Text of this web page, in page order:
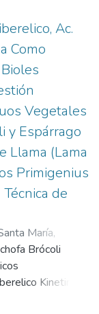
Fisiopatología
Tratamiento
de Huntington
Campos
Molecular
Ligando
Detalles
Software
de la
del
Nativa
de la
de los
de
Ac.
Como
Vegetales
y Espárrago
Llama (Lama
Primigenius
de
María,
Antonella
Del Rosario
Brócoli
Kinetina
de